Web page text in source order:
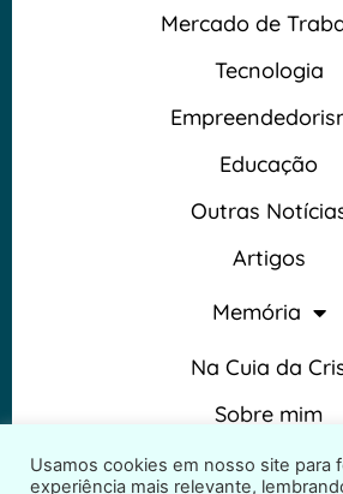
Mercado de
Tecnologia
Educação
Outras
Artigos
Memória
Na Cuia da
Sobre mim
Termos e
Usamos cookies em nosso site para
experiência mais relevante,